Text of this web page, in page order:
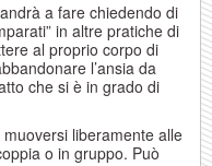
a fare chiedendo di
in altre pratiche di
al proprio corpo di
l’ansia da
che si è in grado di
liberamente alle
o in gruppo. Può